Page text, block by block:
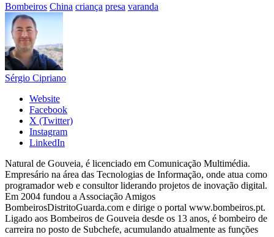
Bombeiros China criança presa varanda
Sérgio Cipriano
Website
Facebook
X (Twitter)
Instagram
LinkedIn
Natural de Gouveia, é licenciado em Comunicação Multimédia.
Empresário na área das Tecnologias de Informação, onde atua como
programador web e consultor liderando projetos de inovação digital.
Em 2004 fundou a Associação Amigos
BombeirosDistritoGuarda.com e dirige o portal www.bombeiros.pt.
Ligado aos Bombeiros de Gouveia desde os 13 anos, é bombeiro de
carreira no posto de Subchefe, acumulando atualmente as funções